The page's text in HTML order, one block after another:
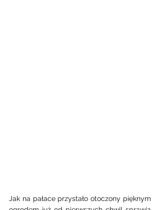
Jak na pałace przystało otoczony pięknym